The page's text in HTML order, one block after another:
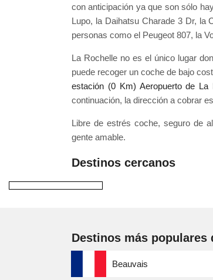
con anticipación ya que son sólo
Lupo, la Daihatsu Charade 3 Dr, la
personas como el Peugeot 807, la
La Rochelle no es el único lugar
puede recoger un coche de bajo
estación (0 Km) Aeropuerto de La
continuación, la dirección a cobrar
Libre de estrés coche, seguro de
gente amable.
Destinos cercanos
Destinos más populares
Beauvais